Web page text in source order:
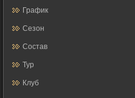
График
Сезон
Состав
Тур
Клуб